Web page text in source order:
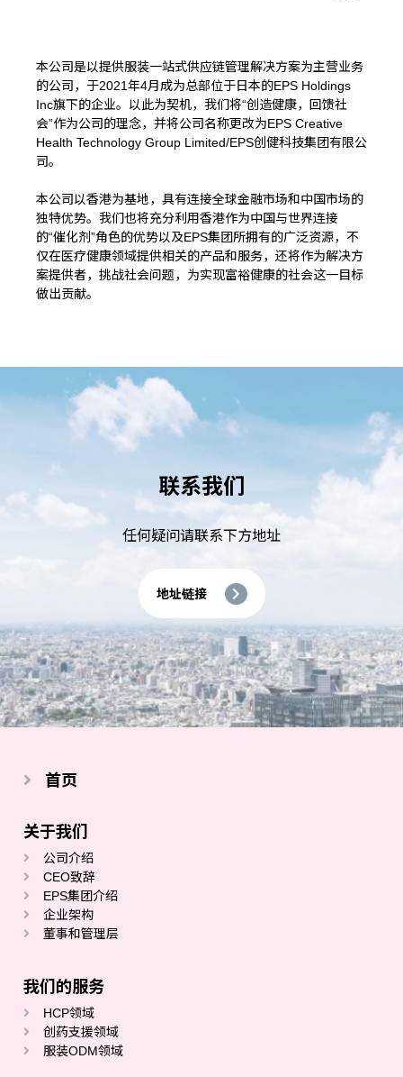
本公司是以提供服装⼀站式供应链管理解决⽅案为主营业务
的公司，于2021年4月成为总部位于日本的EPS Holdings
Inc旗下的企业。以此为契机，我们将“创造健康，回馈社
会”作为公司的理念，并将公司名称更改为EPS Creative
Health Technology Group Limited/EPS创健科技集团有限公
司。
本公司以香港为基地，具有连接全球金融市场和中国市场的
独特优势。我们也将充分利用香港作为中国与世界连接
的“催化剂”角色的优势以及EPS集团所拥有的广泛资源，不
仅在医疗健康领域提供相关的产品和服务，还将作为解决方
案提供者，挑战社会问题，为实现富裕健康的社会这一目标
做出贡献。
联系我们
任何疑问请联系下⽅地址
地址链接
首页
关于我们
公司介绍
CEO致辞
EPS集团介绍
企业架构
董事和管理层
我们的服务
HCP领域
创药支援领域
服装ODM领域